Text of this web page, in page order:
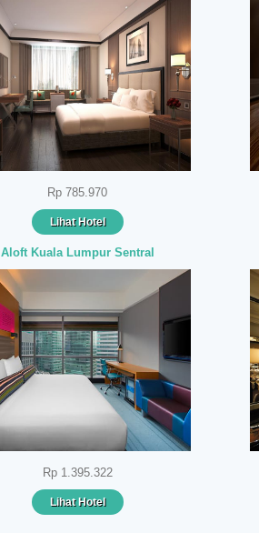
Rp 785.970
Lihat Hotel
Aloft Kuala Lumpur Sentral
Rp 1.395.322
Lihat Hotel